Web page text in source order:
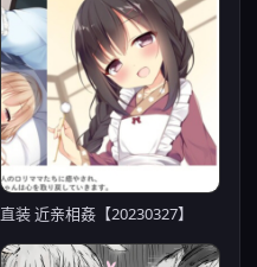
直装 近亲相姦【20230327】